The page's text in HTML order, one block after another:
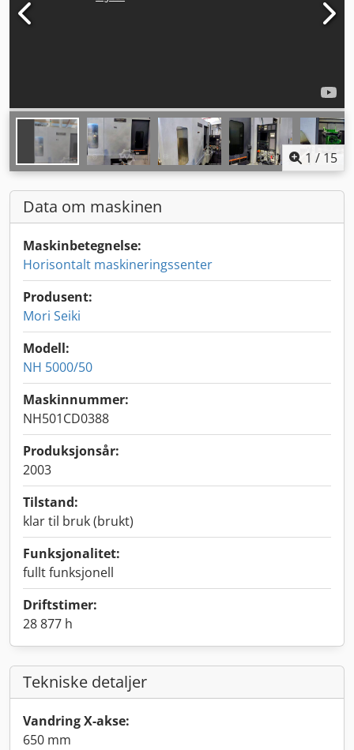
1 / 15
Data om maskinen
Maskinbetegnelse:
Horisontalt maskineringssenter
Produsent:
Mori Seiki
Modell:
NH 5000/50
Maskinnummer:
NH501CD0388
Produksjonsår:
2003
Tilstand:
klar til bruk (brukt)
Funksjonalitet:
fullt funksjonell
Driftstimer:
28 877 h
Tekniske detaljer
Vandring X-akse:
650 mm